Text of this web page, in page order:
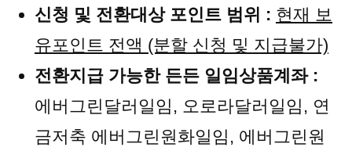
신청 및 전환대상 포인트 범위 : 현재 보
유포인트 전액 (분할 신청 및 지급불가)
전환지급 가능한 든든 일임상품계좌 :
에버그린달러일임, 오로라달러일임, 연
금저축 에버그린원화일임, 에버그린원